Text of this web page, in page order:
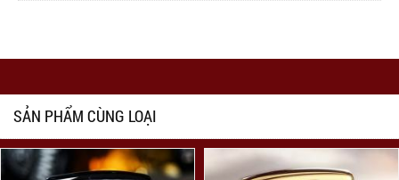
SẢN PHẨM CÙNG LOẠI